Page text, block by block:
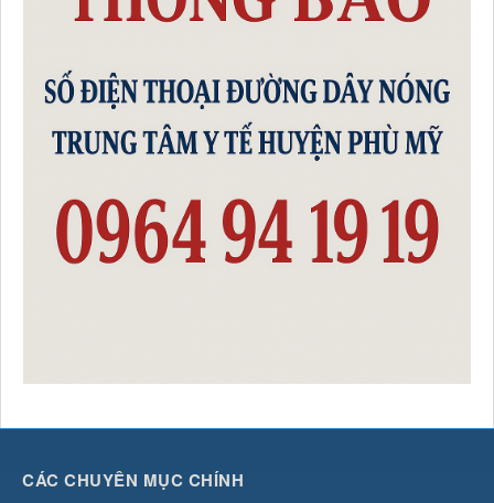
Số : 78 / KH-TTYT
chuyển đổi xanh”
Thời gian đăng: 13/05/2026
lượt xem: 142 | lượt tải:49
chức hành nghề Đấu giá Thanh lý tài sản công hư hỏng,
CCDC hư hỏng, phế liệu thu hồi của Trung tâm Y tế Phù Mỹ
Thời gian đăng: 08/05/2026
phế liệu thu hồi của Trung tâm Y tế Phù Mỹ
lượt xem: 127 | lượt tải:58
Số :336 / QĐ –TTYT
CÁC CHUYÊN MỤC CHÍNH